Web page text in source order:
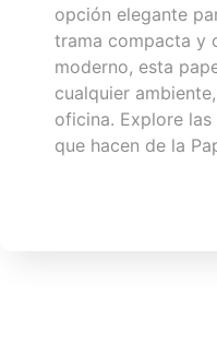
opción elegante
trama compacta y
moderno, esta
cualquier
oficina. Explore
que hacen de la